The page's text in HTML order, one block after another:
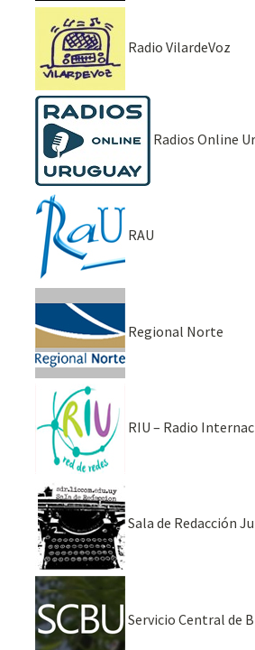
Radio VilardeVoz
Radios Online
RAU
Regional Norte
RIU – Radio
Sala de Redacción
Servicio Central de